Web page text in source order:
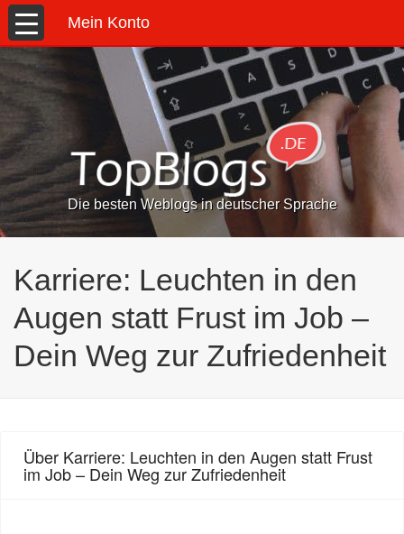
Mein Konto
Die besten Weblogs in deutscher Sprache
Karriere: Leuchten in den
Augen statt Frust im Job –
Dein Weg zur Zufriedenheit
Über Karriere: Leuchten in den Augen statt Frust
im Job – Dein Weg zur Zufriedenheit